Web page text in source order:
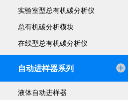
实验室型总有机碳分析仪
总有机碳分析模块
在线型总有机碳分析仪
自动进样器系列
液体自动进样器